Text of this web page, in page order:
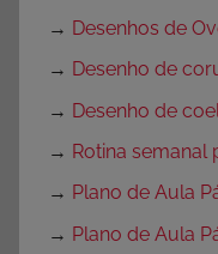
→ Desenhos de
→ Desenho de
→ Desenho de
→ Rotina semanal
→ Plano de Aula
→ Plano de Aula